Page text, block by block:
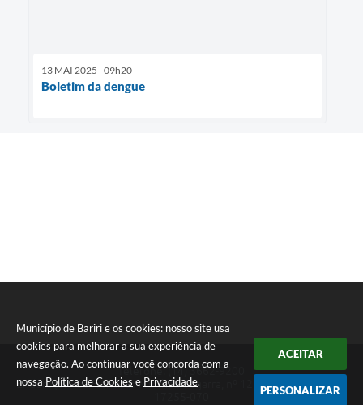
Município de Bariri e os cookies: nosso site usa
cookies para melhorar a sua experiência de
navegação. Ao continuar você concorda com a
nossa Política de Cookies e Privacidade.
ACEITAR
PERSONALIZAR
13 MAI 2025 - 09h20
Boletim da dengue
Telefone: (14) 3662-9200
Endereço: Rua Francisco Munhoz Cegarra, nº 126 - Vila Maria | CEP: